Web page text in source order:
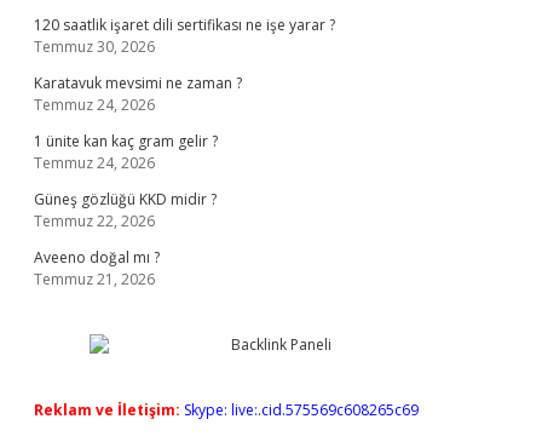
120 saatlik işaret dili sertifikası ne işe yarar ?
Temmuz 30, 2026
Karatavuk mevsimi ne zaman ?
Temmuz 24, 2026
1 ünite kan kaç gram gelir ?
Temmuz 24, 2026
Güneş gözlüğü KKD midir ?
Temmuz 22, 2026
Aveeno doğal mı ?
Temmuz 21, 2026
Reklam ve İletişim: Skype: live:.cid.575569c608265c69